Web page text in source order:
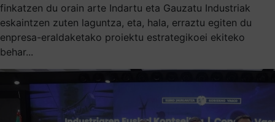
finkatzen du orain arte Indartu eta Gauzatu Industriak
eskaintzen zuten laguntza, eta, hala, erraztu egiten du
enpresa-eraldaketako proiektu estrategikoei ekiteko
behar...